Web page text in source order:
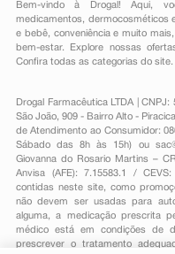
Bem-vindo à Drogal! Aqui,
medicamentos , dermocosméticos
e bebê, conveniênciae muito mais,
bem-estar. Explore nossas
Confira todas as categorias do site.
Drogal Farmacêutica LTDA |
São João, 909 - Bairro Alto -
de Atendimento ao Consumidor:
Sábado das 8h às 15h) ou
Giovanna do Rosario Martins –
Anvisa (AFE): 7.15583.1 / CEVS:
contidas neste site, como
não devem ser usadas para
alguma, a medicação prescrita
médico está em condições de
prescrever o tratamento